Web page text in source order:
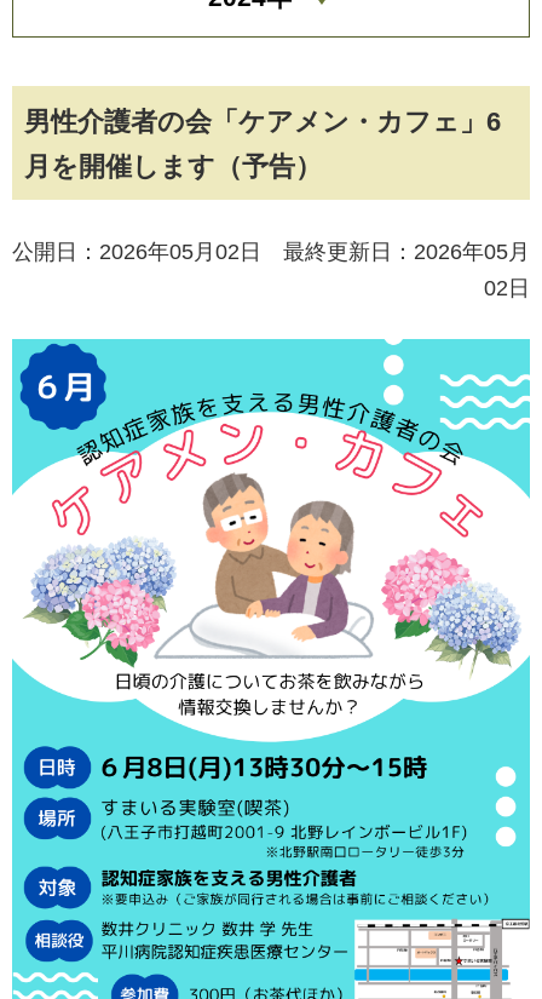
男性介護者の会「ケアメン・カフェ」6
月を開催します（予告）
公開日：2026年05月02日 最終更新日：2026年05月
02日